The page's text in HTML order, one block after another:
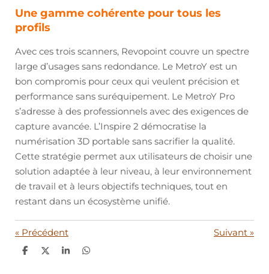
Une gamme cohérente pour tous les
profils
Avec ces trois scanners, Revopoint couvre un spectre
large d’usages sans redondance. Le MetroY est un
bon compromis pour ceux qui veulent précision et
performance sans suréquipement. Le MetroY Pro
s’adresse à des professionnels avec des exigences de
capture avancée. L’Inspire 2 démocratise la
numérisation 3D portable sans sacrifier la qualité.
Cette stratégie permet aux utilisateurs de choisir une
solution adaptée à leur niveau, à leur environnement
de travail et à leurs objectifs techniques, tout en
restant dans un écosystème unifié.
« Précédent Suivant »
P
P
P
P